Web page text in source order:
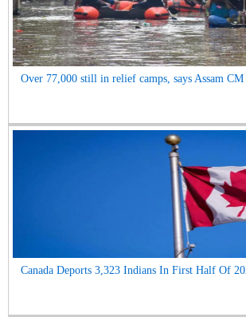
Over 77,000 still in relief camps, says Assam
Canada Deports 3,323 Indians In First Half Of